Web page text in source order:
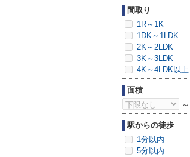
間取り
1R～1K
1DK～1LDK
2K～2LDK
3K～3LDK
4K～4LDK以上
面積
～
駅からの徒歩
1分以内
5分以内